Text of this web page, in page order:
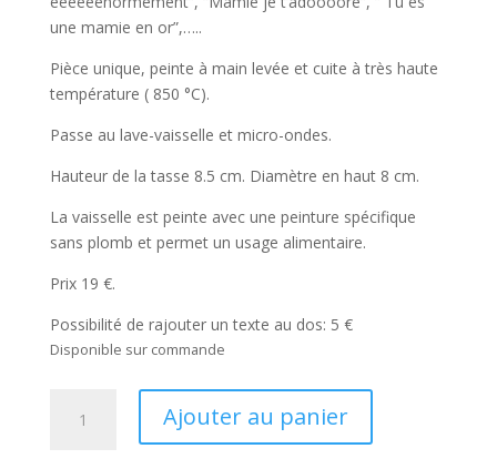
une mamie en or”,…..
Pièce unique, peinte à main levée et cuite à très haute
température ( 850 °C).
Passe au lave-vaisselle et micro-ondes.
Hauteur de la tasse 8.5 cm. Diamètre en haut 8 cm.
La vaisselle est peinte avec une peinture spécifique
sans plomb et permet un usage alimentaire.
Prix 19 €.
Possibilité de rajouter un texte au dos: 5 €
Disponible sur commande
Ajouter au panier